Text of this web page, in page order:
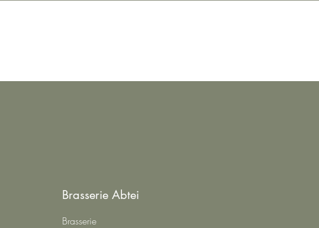
Brasserie Abtei
Brasserie